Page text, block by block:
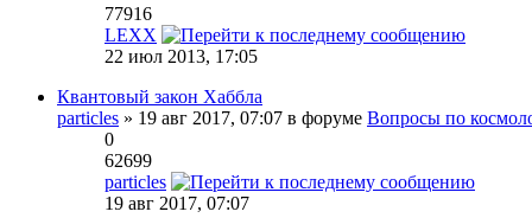
77916
LEXX
22 июл 2013, 17:05
Квантовый закон Хаббла
particles » 19 авг 2017, 07:07 в форуме Вопросы по
0
62699
particles
19 авг 2017, 07:07